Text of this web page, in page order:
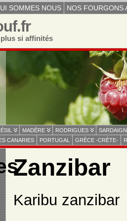
SOMMES NOUS NOS FOURGONS
si affinités
MADÈRE RODRIGUES
CANARIES PORTUGAL GRÈCE -CRÈTE-
Zanzibar
Karibu zanzibar